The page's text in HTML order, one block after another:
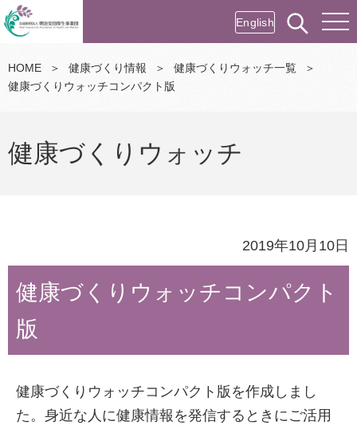
English
HOME ＞ 健康づくり情報 ＞ 健康づくりウォッチ一覧
＞
健康づくりウォッチコンパクト版
健康づくりウォッチ
2019年10月10日
健康づくりウォッチコンパクト
版
健康づくりウォッチコンパクト版を作成しまし
た。身近な人に健康情報を発信するときにご活用